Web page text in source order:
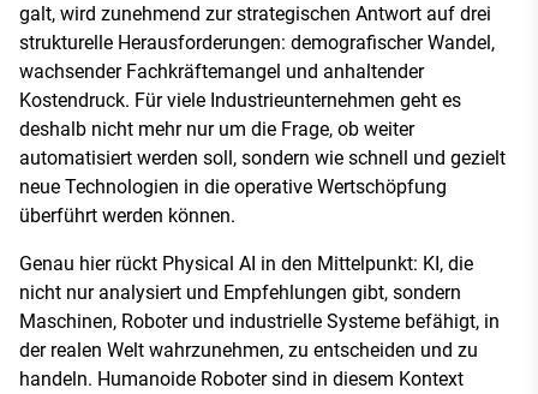
galt, wird zunehmend zur strategischen Antwort auf drei
strukturelle Herausforderungen: demografischer Wandel,
wachsender Fachkräftemangel und anhaltender
Kostendruck. Für viele Industrieunternehmen geht es
deshalb nicht mehr nur um die Frage, ob weiter
automatisiert werden soll, sondern wie schnell und gezielt
neue Technologien in die operative Wertschöpfung
überführt werden können.
Genau hier rückt Physical AI in den Mittelpunkt: KI, die
nicht nur analysiert und Empfehlungen gibt, sondern
Maschinen, Roboter und industrielle Systeme befähigt, in
der realen Welt wahrzunehmen, zu entscheiden und zu
handeln. Humanoide Roboter sind in diesem Kontext